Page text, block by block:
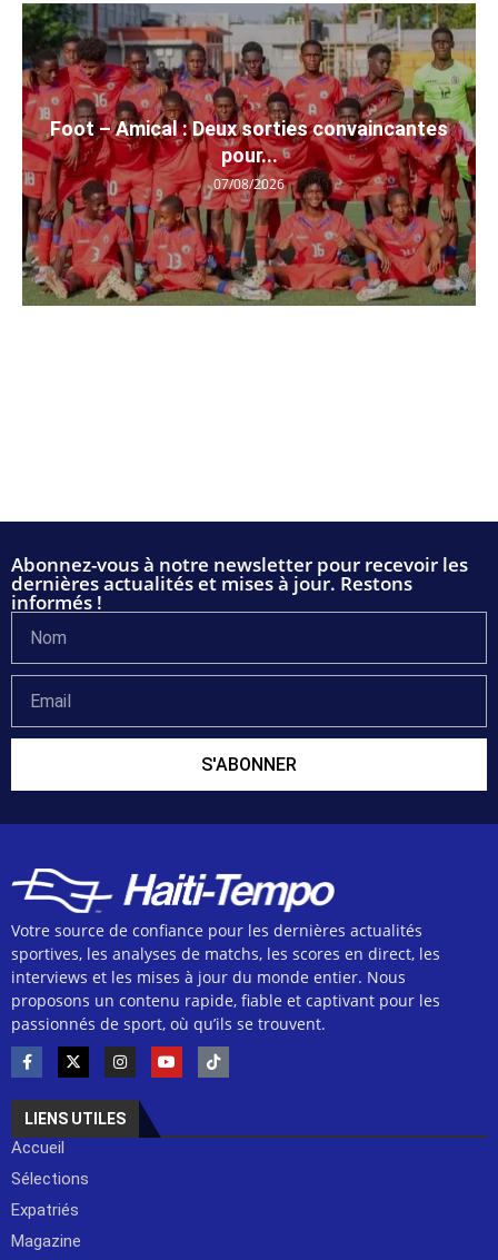
Foot – Amical : Deux sorties convaincantes
pour...
07/08/2026
Abonnez-vous à notre newsletter pour recevoir les
dernières actualités et mises à jour. Restons
informés !
S'ABONNER
Votre source de confiance pour les dernières actualités
sportives, les analyses de matchs, les scores en direct, les
interviews et les mises à jour du monde entier. Nous
proposons un contenu rapide, fiable et captivant pour les
passionnés de sport, où qu’ils se trouvent.
LIENS UTILES
Accueil
Sélections
Expatriés
Magazine